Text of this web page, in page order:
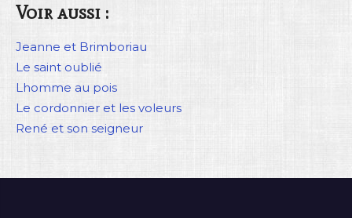
Voir aussi :
Jeanne et Brimboriau
Le saint oublié
Lhomme au pois
Le cordonnier et les voleurs
René et son seigneur